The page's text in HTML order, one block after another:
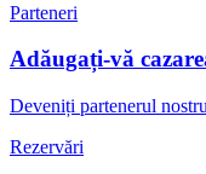
Parteneri
Adăugați-vă
Deveniți partenerul
Rezervări